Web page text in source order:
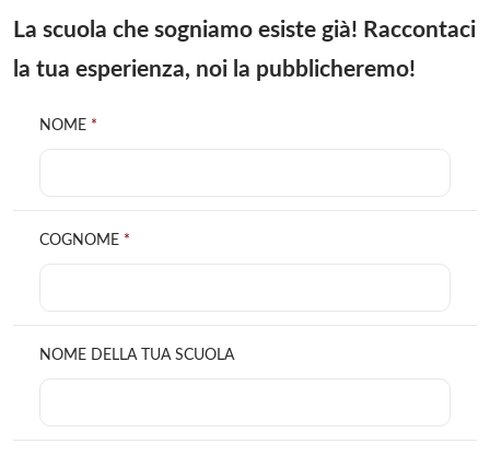
La scuola che sogniamo esiste già! Raccontaci
la tua esperienza, noi la pubblicheremo!
NOME *
COGNOME *
NOME DELLA TUA SCUOLA